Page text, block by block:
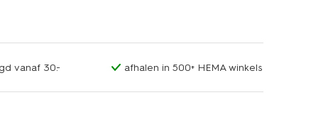
vanaf 30.- afhalen in 500+ HEMA winkels